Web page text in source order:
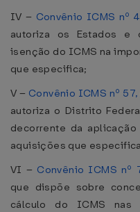
IV – Convênio ICMS nº
autoriza os Estados e
isenção do ICMS na
que especifica;
V – Convênio ICMS nº
autoriza o Distrito
decorrente da
aquisições que
VI – Convênio ICMS nº
que dispõe sobre
cálculo do ICMS nas